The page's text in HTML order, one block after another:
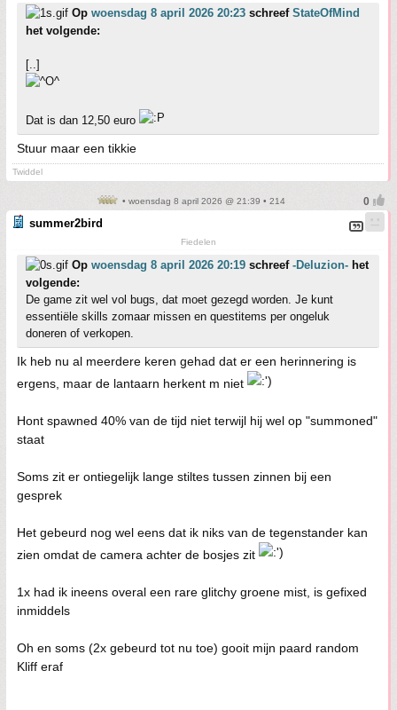
Op woensdag 8 april 2026 20:23 schreef StateOfMind
het volgende:
[..]
Dat is dan 12,50 euro
Stuur maar een tikkie
Twiddel
• woensdag 8 april 2026 @ 21:39 • 214
summer2bird
Fiedelen
Op woensdag 8 april 2026 20:19 schreef -Deluzion- het
volgende:
De game zit wel vol bugs, dat moet gezegd worden. Je kunt
essentiële skills zomaar missen en questitems per ongeluk
doneren of verkopen.
Ik heb nu al meerdere keren gehad dat er een herinnering is
ergens, maar de lantaarn herkent m niet
Hont spawned 40% van de tijd niet terwijl hij wel op "summoned"
staat
Soms zit er ontiegelijk lange stiltes tussen zinnen bij een
gesprek
Het gebeurd nog wel eens dat ik niks van de tegenstander kan
zien omdat de camera achter de bosjes zit
1x had ik ineens overal een rare glitchy groene mist, is gefixed
inmiddels
Oh en soms (2x gebeurd tot nu toe) gooit mijn paard random
Kliff eraf